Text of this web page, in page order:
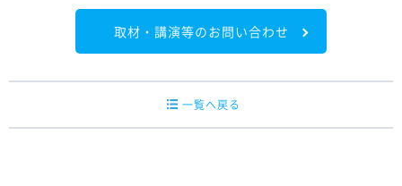
取材・講演等のお問い合わせ
一覧へ戻る